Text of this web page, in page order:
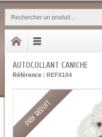
AUTOCOLLANT CANICHE
Référence : REFX104
PRIX RÉDUIT